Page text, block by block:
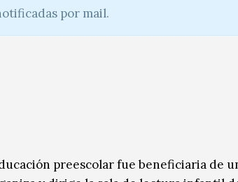
por mail.
preescolar fue beneficiaria de